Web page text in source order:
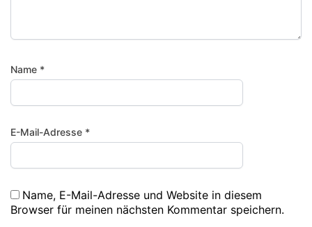
Name *
E-Mail-Adresse *
Name, E-Mail-Adresse und Website in diesem
Browser für meinen nächsten Kommentar speichern.